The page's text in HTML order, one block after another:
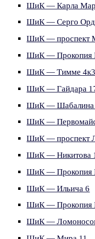
ШиК — Карла
ШиК — Серго
ШиК — проспект
ШиК — Прокопия
ШиК — Тимме 4к3
ШиК — Гайдара
ШиК — Шабалина
ШиК —
ШиК — проспект
ШиК — Никитова
ШиК — Прокопия
ШиК — Ильича 6
ШиК — Прокопия
ШиК —